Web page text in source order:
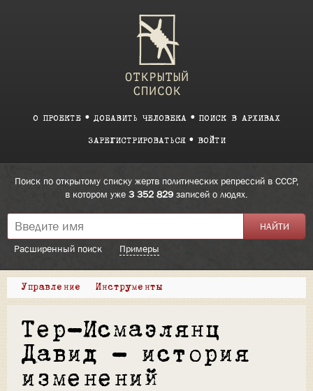
О ПРОЕКТЕ ДОБАВИТЬ ЧЕЛОВЕКА ПОИСК В АРХИВАХ
ЗАРЕГИСТРИРОВАТЬСЯ ВОЙТИ
Поиск по открытому списку жертв политических репрессий в СССР,
в котором уже 3 352 829 записей о людях.
Расширенный поиск Примеры
Управление Инструменты
Тер-Исмаэлянц
Давид — история
изменений